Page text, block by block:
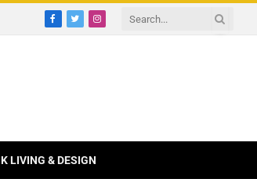
Facebook
TwitterInstagram
K LIVING & DESIGN